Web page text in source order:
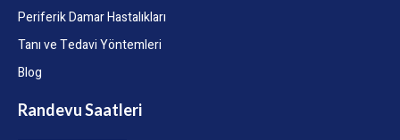
Periferik Damar Hastalıkları
Tanı ve Tedavi Yöntemleri
Blog
Randevu Saatleri